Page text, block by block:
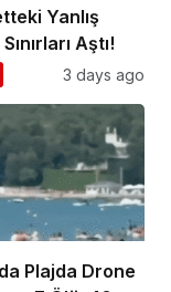
Yanlış
Aştı!
3 days ago
Plajda Drone